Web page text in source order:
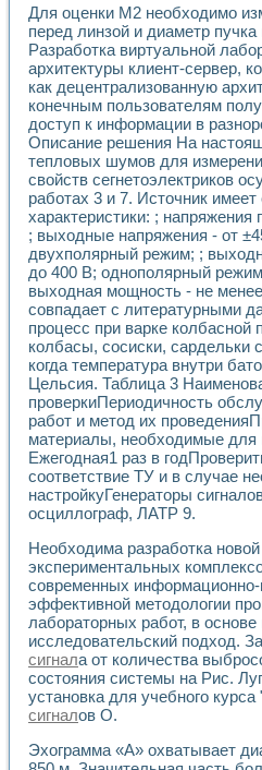
Автоматизация
Автоматизированные
Виртуальный прибор
Использование
Использование
Лабораторный
Лабораторный
Лабораторный
Опыт использования
Применение LabVIEW
Создание
Обратный маятник
Устройство для
Лабораторный
Стенд для
Система
Автоматизация
Модельно-
Использование
Учебный практикум
Учебный стенд для
Оборудование и
Виртуальный
Управление роботом
Аппаратно-
Исследование
Использование
Разработка
Учебный стенд для
Виртуальная
Преемственность
Универсальный стенд
Лабораторные
Разработка
Для оценки М2 необходимо
перед линзой и диаметр
Разработка виртуальной
архитектуры клиент-сервер,
как децентрализованную
конечным пользователям
доступ к информации в
Описание решения На
тепловых шумов для
свойств сегнетоэлектриков
работах 3 и 7. Источник
характеристики: ; напряжения
; выходные напряжения - от
двухполярный режим; ;
до 400 В; однополярный
выходная мощность - не
совпадает с литературными
процесс при варке колбасной
колбасы, сосиски, сардельки
когда температура внутри
Цельсия. Таблица 3
проверкиПериодичность
работ и метод их
материалы, необходимые для
Ежегодная1 раз в
соответствие ТУ и в случае
настройкуГенераторы
осциллограф, ЛАТР 9.
Необходима разработка
экспериментальных
современных
эффективной методологии
лабораторных работ, в
исследовательский подход.
сигнала от количества
состояния системы на Рис.
установка для учебного
сигналов О.
Эхограмма «А» охватывает